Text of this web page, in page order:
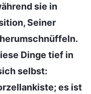
sie in
Seiner
Dinge tief in
selbst:
es ist